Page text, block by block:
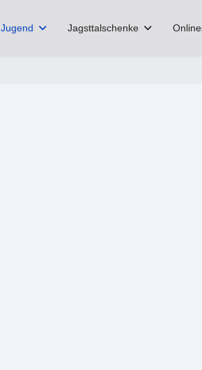
Jugend Jagsttalschenke